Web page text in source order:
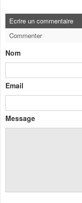
Ecrire un commentaire
Commenter
Nom
Email
Message